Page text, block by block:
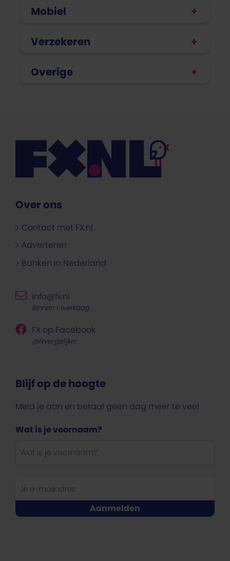
Mobiel
Verzekeren
Overige
Over ons
Contact met FX.nl
Adverteren
Banken in Nederland
Blijf op de hoogte
Meld je aan en betaal geen dag meer te veel
Wat is je voornaam?
info@fx.nl
Binnen 1 werkdag
FX op Facebook
@fxvergelijker